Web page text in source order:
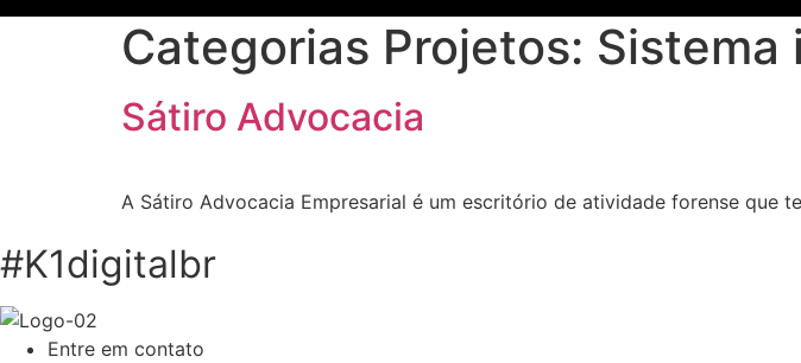
Categorias Projetos: Sistema
Sátiro Advocacia
A Sátiro Advocacia Empresarial é um escritório de atividade forense que
#K1digitalbr
Entre em contato